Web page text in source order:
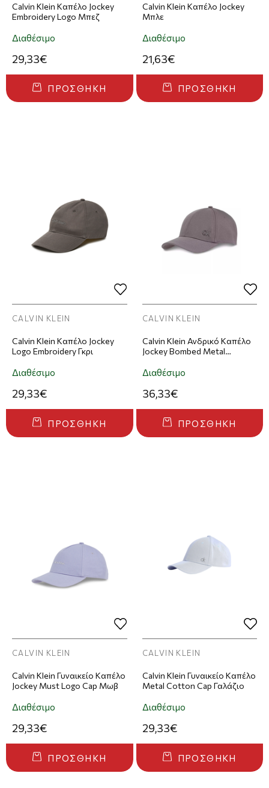
Calvin Klein Καπέλο Jockey
Embroidery Logo Μπεζ
Διαθέσιμο
29,33€
ΠΡΟΣΘΉΚΗ
Calvin Klein Καπέλο Jockey
Μπλε
Διαθέσιμο
21,63€
ΠΡΟΣΘΉΚΗ
CALVIN KLEIN
Calvin Klein Καπέλο Jockey
Logo Embroidery Γκρι
Διαθέσιμο
29,33€
ΠΡΟΣΘΉΚΗ
CALVIN KLEIN
Calvin Klein Ανδρικό Καπέλο
Jockey Bombed Metal
Διαθέσιμο
36,33€
ΠΡΟΣΘΉΚΗ
CALVIN KLEIN
Calvin Klein Γυναικείο Καπέλο
Jockey Must Logo Cap Μωβ
Διαθέσιμο
29,33€
ΠΡΟΣΘΉΚΗ
CALVIN KLEIN
Calvin Klein Γυναικείο Καπέλο
Metal Cotton Cap Γαλάζιο
Διαθέσιμο
29,33€
ΠΡΟΣΘΉΚΗ